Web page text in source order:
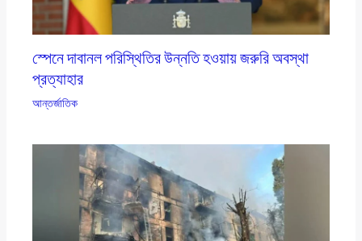
স্পেনে দাবানল পরিস্থিতির উন্নতি হওয়ায় জরুরি অবস্থা
প্রত্যাহার
আন্তর্জাতিক